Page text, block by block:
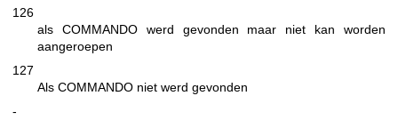
126
als COMMANDO werd gevonden maar niet kan worden
aangeroepen
127
Als COMMANDO niet werd gevonden
-